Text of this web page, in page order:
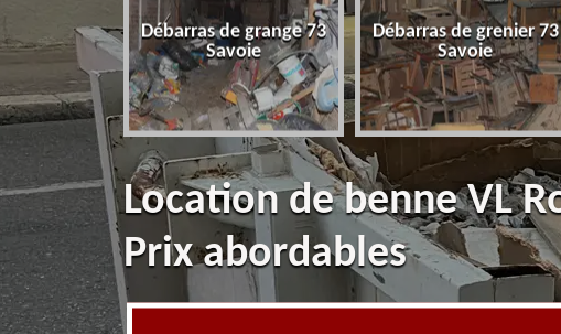
73
Débarras de grange 73
Savoie
Débarras de grenier 73
Savoie
Location de benne VL
Prix abordables